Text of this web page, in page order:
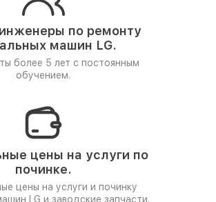
по ремонту
машин LG.
более 5 лет с постоянным
обучением.
цены на услуги по
починке.
цены на услуги и починку
LG и заводские запчасти.